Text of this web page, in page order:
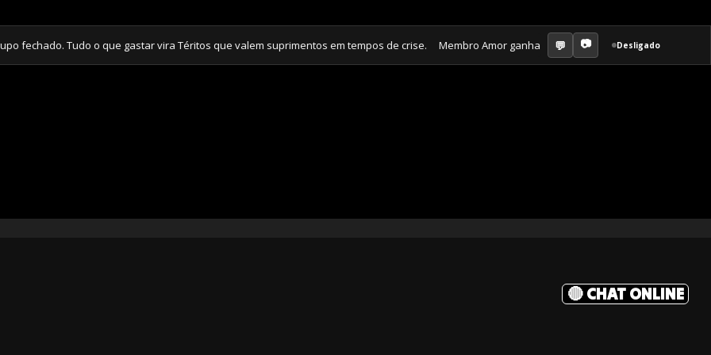
Tudo o que gastar vira Téritos que valem suprimentos em tempos de crise. Membro Amor ganha jornal mensal + aula semanal +
Desligado
🔴 CHAT ONLINE